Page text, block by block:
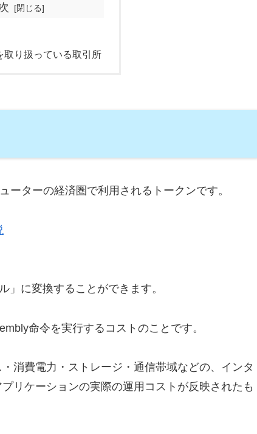
取り扱っている取引所
ターの経済圏で利用されるトークンです。
」に変換することができます。
命令を実行するコストのことです。
消費電力・ストレージ・通信帯域などの、インタ
リケーションの実際の運用コストが反映されたも